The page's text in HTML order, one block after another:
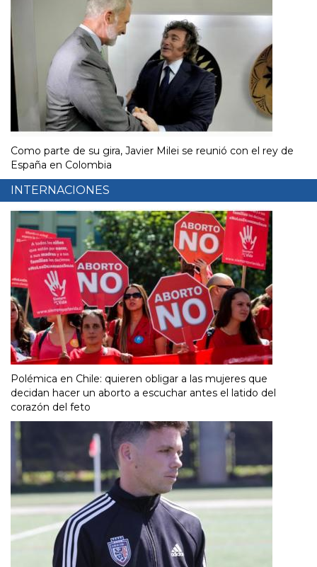
Como parte de su gira, Javier Milei se reunió con el rey de
España en Colombia
INTERNACIONES
Polémica en Chile: quieren obligar a las mujeres que
decidan hacer un aborto a escuchar antes el latido del
corazón del feto